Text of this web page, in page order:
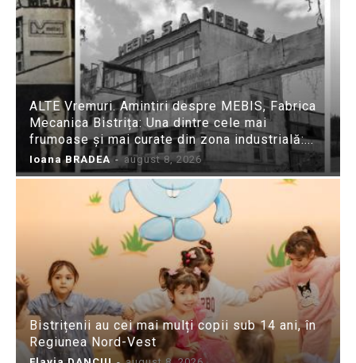
ALTE Vremuri. Amintiri despre MEBIS, Fabrica
Mecanica Bistrița: Una dintre cele mai
frumoase și mai curate din zona industrială:...
Ioana BRADEA - august 8, 2026
Bistrițenii au cei mai mulți copii sub 14 ani, în
Regiunea Nord-Vest